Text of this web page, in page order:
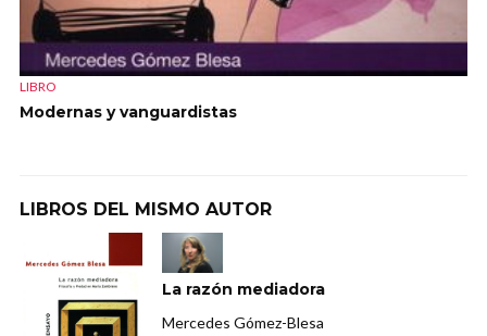
LIBRO
Modernas y vanguardistas
LIBROS DEL MISMO AUTOR
La razón mediadora
Mercedes Gómez-Blesa